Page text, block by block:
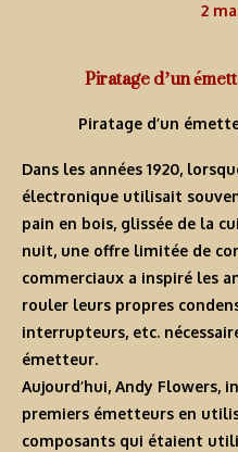
2
Piratage d’un
Piratage d’un
Dans les années 1920,
électronique utilisait
pain en bois, glissée de la
nuit, une offre limitée de
commerciaux a inspiré les
rouler leurs propres
interrupteurs, etc.
émetteur.
Aujourd’hui, Andy Flowers,
premiers émetteurs en
composants qui étaient